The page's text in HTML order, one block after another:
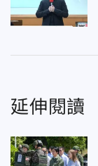
延伸閱讀